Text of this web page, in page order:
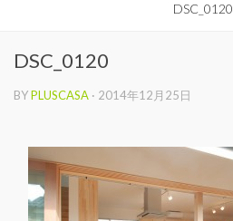
DSC_0120
DSC_0120
BYPLUSCASA · 2014年12月25日